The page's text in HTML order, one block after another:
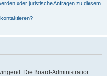
oder juristische Anfragen zu diesem
Die Board-Administration